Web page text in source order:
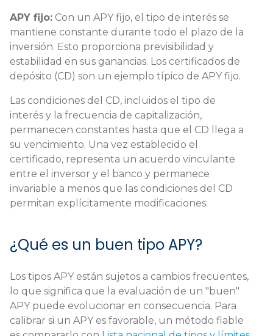
APY fijo: Con un APY fijo, el tipo de interés se
mantiene constante durante todo el plazo de la
inversión. Esto proporciona previsibilidad y
estabilidad en sus ganancias. Los certificados de
depósito (CD) son un ejemplo típico de APY fijo.
Las condiciones del CD, incluidos el tipo de
interés y la frecuencia de capitalización,
permanecen constantes hasta que el CD llega a
su vencimiento. Una vez establecido el
certificado, representa un acuerdo vinculante
entre el inversor y el banco y permanece
invariable a menos que las condiciones del CD
permitan explícitamente modificaciones.
¿Qué es un buen tipo APY?
Los tipos APY están sujetos a cambios frecuentes,
lo que significa que la evaluación de un "buen"
APY puede evolucionar en consecuencia. Para
calibrar si un APY es favorable, un método fiable